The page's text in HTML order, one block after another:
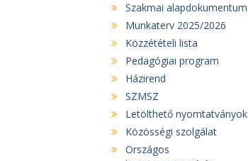
Szakmai alapdokumentum
Munkaterv 2025/2026
Közzétételi lista
Pedagógiai program
Házirend
SZMSZ
Letölthető nyomtatványok
Közösségi szolgálat
Országos